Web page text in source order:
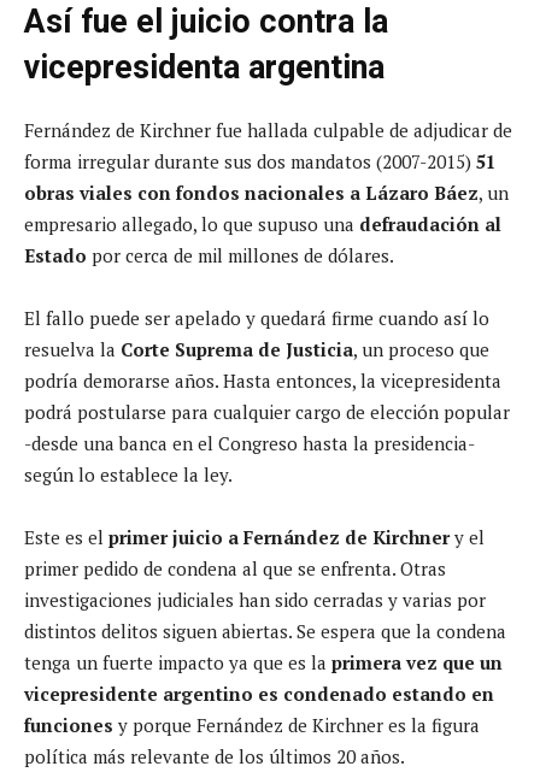
Así fue el juicio contra la
vicepresidenta argentina
Fernández de Kirchner fue hallada culpable de adjudicar de
forma irregular durante sus dos mandatos (2007-2015) 51
obras viales con fondos nacionales a Lázaro Báez, un
empresario allegado, lo que supuso una defraudación al
Estado por cerca de mil millones de dólares.
El fallo puede ser apelado y quedará firme cuando así lo
resuelva la Corte Suprema de Justicia, un proceso que
podría demorarse años. Hasta entonces, la vicepresidenta
podrá postularse para cualquier cargo de elección popular
-desde una banca en el Congreso hasta la presidencia-
según lo establece la ley.
Este es el primer juicio a Fernández de Kirchnery el
primer pedido de condena al que se enfrenta. Otras
investigaciones judiciales han sido cerradas y varias por
distintos delitos siguen abiertas. Se espera que la condena
tenga un fuerte impacto ya que es la primera vez que un
vicepresidente argentino es condenado estando en
funciones y porque Fernández de Kirchner es la figura
política más relevante de los últimos 20 años.